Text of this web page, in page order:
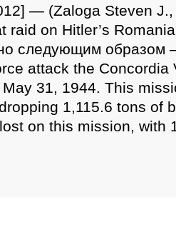
— (Zaloga Steven
raid on Hitler’s
следующим образом
attack the Concordia
31, 1944. This
1,115.6 tons of
on this mission, with